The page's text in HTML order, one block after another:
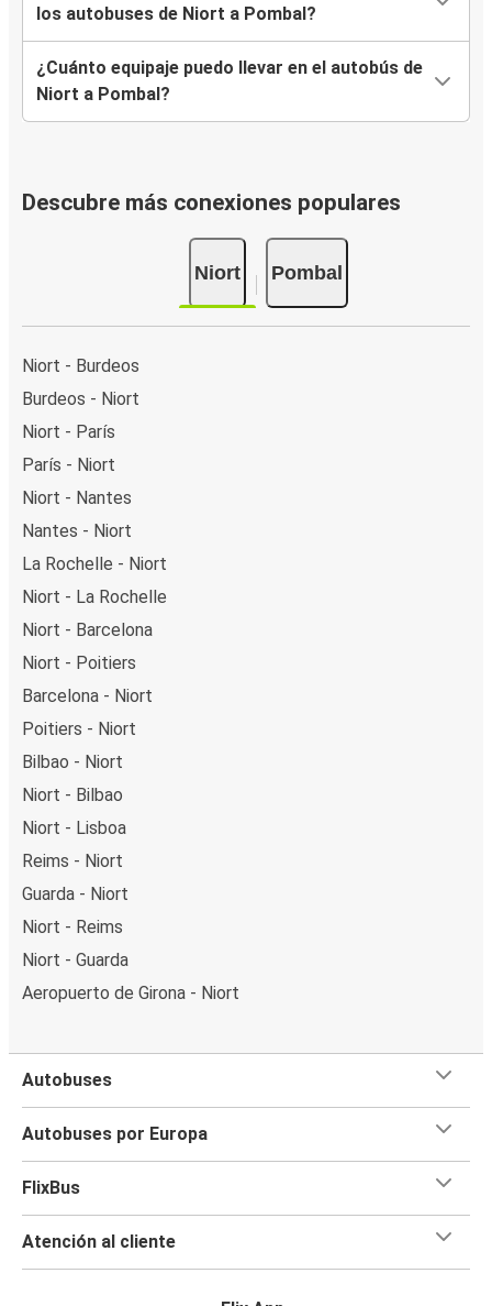
los autobuses de Niort a Pombal?
¿Cuánto equipaje puedo llevar en el autobús de
Niort a Pombal?
Descubre más conexiones populares
Niort Pombal
Niort - Burdeos
Burdeos - Niort
Niort - París
París - Niort
Niort - Nantes
Nantes - Niort
La Rochelle - Niort
Niort - La Rochelle
Niort - Barcelona
Niort - Poitiers
Barcelona - Niort
Poitiers - Niort
Bilbao - Niort
Niort - Bilbao
Niort - Lisboa
Reims - Niort
Guarda - Niort
Niort - Reims
Niort - Guarda
Aeropuerto de Girona - Niort
Autobuses
Autobuses por Europa
FlixBus
Atención al cliente